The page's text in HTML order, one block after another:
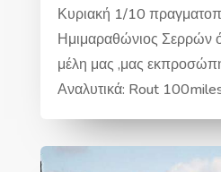
Κυριακή 1/10
Ημιμαραθώνιος Σερρών
μέλη μας ,μας
Αναλυτικά: Rout